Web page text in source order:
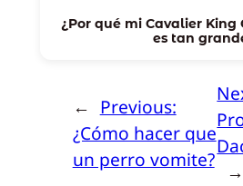
¿Por qué mi Cavalier King
es tan
← Previous:
¿Cómo hacer que
un perro vomite?
→